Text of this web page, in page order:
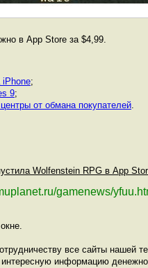
в App Store за $4,99.
;
9;
от обмана покупателей.
Wolfenstein RPG в App
gamenews/
все сайты нашей
информацию